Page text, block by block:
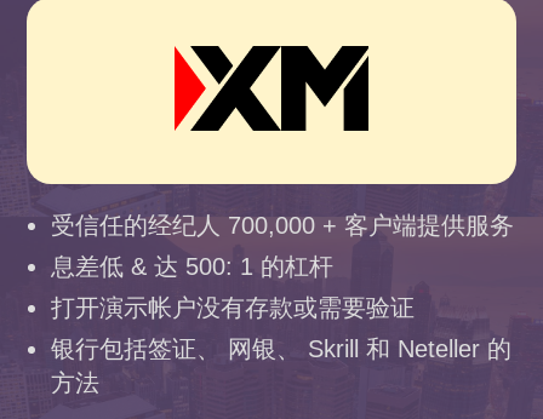
受信任的经纪人 700,000 + 客户端提供服务
息差低 & 达 500: 1 的杠杆
打开演示帐户没有存款或需要验证
银行包括签证、 网银、 Skrill 和 Neteller 的
方法